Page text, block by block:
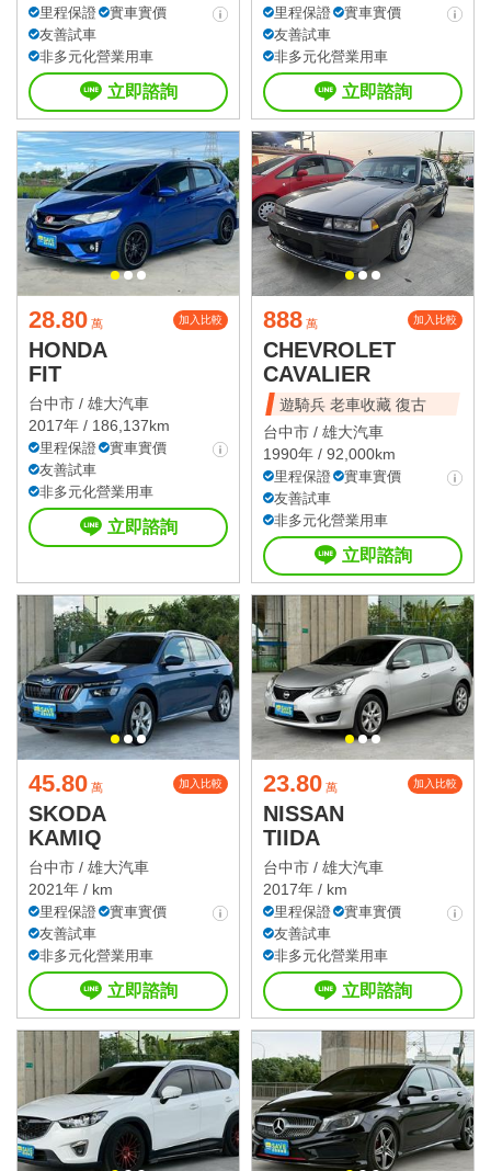
里程保證
實車實價
友善試車
非多元化營業用車
立即諮詢
里程保證
實車實價
友善試車
非多元化營業用車
立即諮詢
28.80 萬 加入比較
HONDA
FIT
台中市 / 雄大汽車
2017年 / 186,137km
里程保證
實車實價
友善試車
非多元化營業用車
立即諮詢
888 萬 加入比較
CHEVROLET
CAVALIER
遊騎兵 老車收藏 復古
台中市 / 雄大汽車
1990年 / 92,000km
里程保證
實車實價
友善試車
非多元化營業用車
立即諮詢
45.80 萬 加入比較
SKODA
KAMIQ
台中市 / 雄大汽車
2021年 / km
里程保證
實車實價
友善試車
非多元化營業用車
立即諮詢
23.80 萬 加入比較
NISSAN
TIIDA
台中市 / 雄大汽車
2017年 / km
里程保證
實車實價
友善試車
非多元化營業用車
立即諮詢